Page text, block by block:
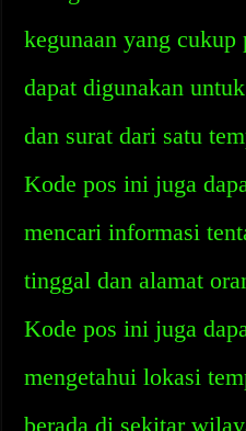
kegunaan yang
dapat digunakan
dan surat dari satu
Kode pos ini juga
mencari informasi
tinggal dan alamat
Kode pos ini juga
mengetahui lokasi
berada di sekitar